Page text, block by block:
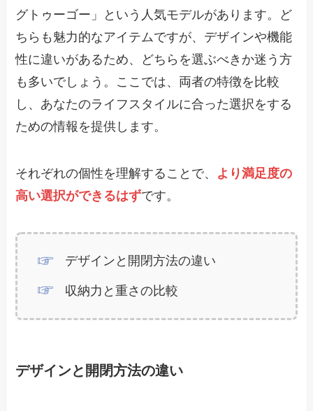
グトゥーゴー」という人気モデルがあります。ど
ちらも魅力的なアイテムですが、デザインや機能
性に違いがあるため、どちらを選ぶべきか迷う方
も多いでしょう。ここでは、両者の特徴を比較
し、あなたのライフスタイルに合った選択をする
ための情報を提供します。
それぞれの個性を理解することで、 より満足度の
高い選択ができるはずです。
デザインと開閉方法の違い
収納力と重さの比較
デザインと開閉方法の違い